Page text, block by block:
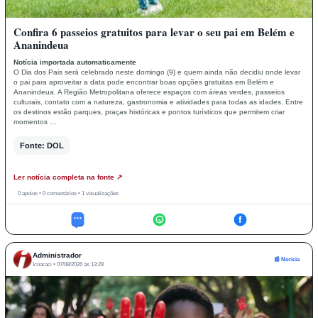
Confira 6 passeios gratuitos para levar o seu pai em Belém e
Ananindeua
Notícia importada automaticamente
O Dia dos Pais será celebrado neste domingo (9) e quem ainda não decidiu onde levar
o pai para aproveitar a data pode encontrar boas opções gratuitas em Belém e
Ananindeua. A Região Metropolitana oferece espaços com áreas verdes, passeios
culturais, contato com a natureza, gastronomia e atividades para todas as idades. Entre
os destinos estão parques, praças históricas e pontos turísticos que permitem criar
momentos …
Fonte: DOL
Ler notícia completa na fonte ↗
0 apoios • 0 comentários • 1 visualizações
f
Administrador
Icoaraci • 07/08/2026 às 13:28
📰 Notícia